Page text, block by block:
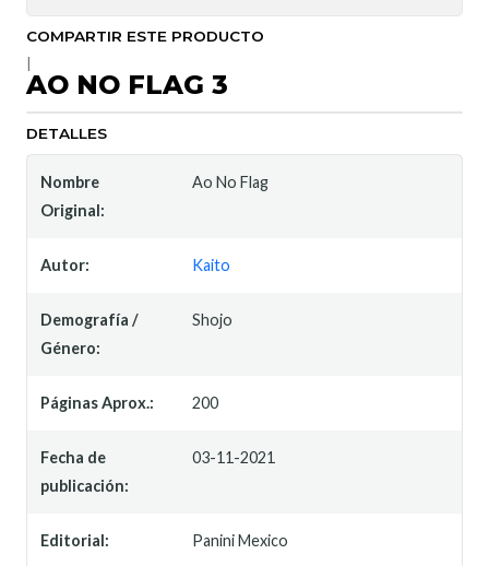
COMPARTIR ESTE PRODUCTO
AO NO FLAG 3
DETALLES
Nombre
Original:
Ao No Flag
Autor: Kaito
Demografía /
Género:
Shojo
Páginas Aprox.: 200
Fecha de
publicación:
03-11-2021
Editorial: Panini Mexico